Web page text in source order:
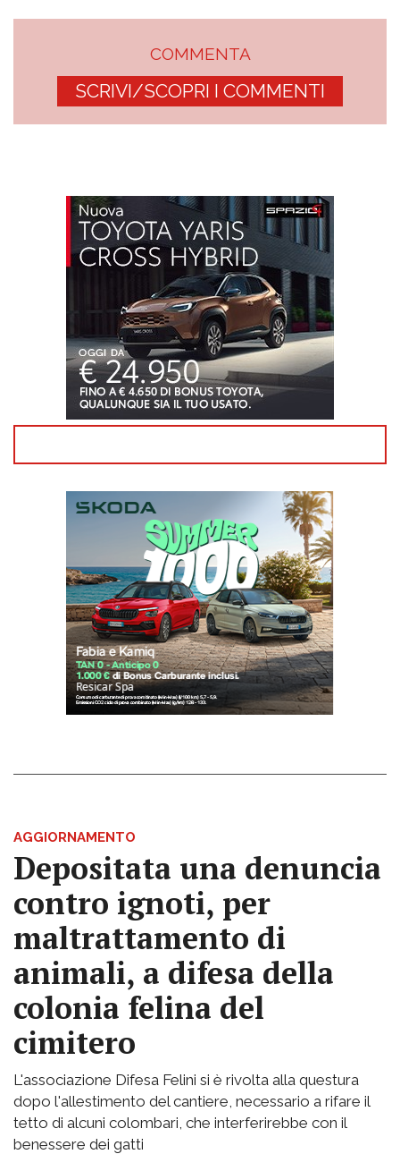
COMMENTA
SCRIVI/SCOPRI I COMMENTI
AGGIORNAMENTO
Depositata una denuncia
contro ignoti, per
maltrattamento di
animali, a difesa della
colonia felina del
cimitero
L'associazione Difesa Felini si è rivolta alla questura
dopo l'allestimento del cantiere, necessario a rifare il
tetto di alcuni colombari, che interferirebbe con il
benessere dei gatti